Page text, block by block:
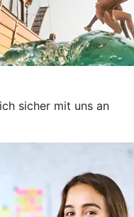
sicher mit uns an